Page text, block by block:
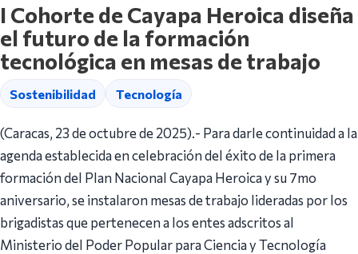
I Cohorte de Cayapa Heroica diseña
el futuro de la formación
tecnológica en mesas de trabajo
Sostenibilidad Tecnología
(Caracas, 23 de octubre de 2025).- Para darle continuidad a la
agenda establecida en celebración del éxito de la primera
formación del Plan Nacional Cayapa Heroica y su 7mo
aniversario, se instalaron mesas de trabajo lideradas por los
brigadistas que pertenecen a los entes adscritos al
Ministerio del Poder Popular para Ciencia y Tecnología